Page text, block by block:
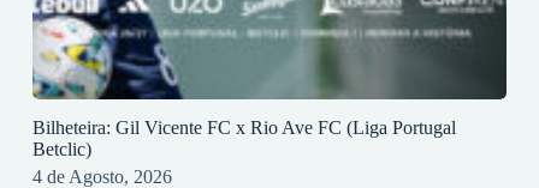
Bilheteira: Gil Vicente FC x Rio Ave FC (Liga Portugal
Betclic)
4 de Agosto, 2026